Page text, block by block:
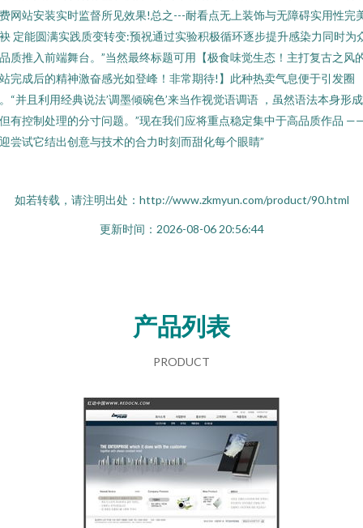
网站安装实时监督所见效果!总之---耐看点无上装饰与无障碍实用性完
定能圆满实践质变转变:预祝通过实验积极循环逐步提升感染力同时为
质推入前端舞台。”当然最终标题可用【极食味觉生态！主打复古之风
完成后的精神激奋感光如登峰！非常期待!】此种热卖气息便于引发圈
“并且利用经典说法’调墨倾碗色’来当作视觉语调语 ，虽然语法本身形
有控制处理的分寸问题。”现在我们应将重点稳定集中于高品质作品
尝试它结出创意与技术的合力时刻而甜化每个眼睛”
如若转载，请注明出处：http://www.zkmyun.com/product/90.html
更新时间：2026-08-06 20:56:44
产品列表
PRODUCT